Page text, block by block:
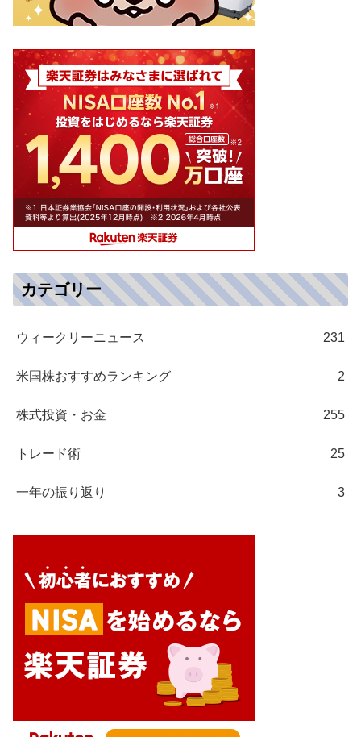
カテゴリー
ウィークリーニュース 231
米国株おすすめランキング 2
株式投資・お金 255
トレード術 25
一年の振り返り 3